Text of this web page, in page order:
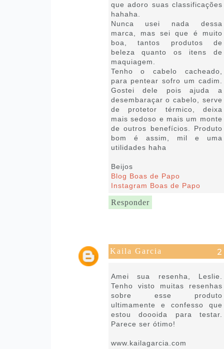
que adoro suas classificações
hahaha.
Nunca usei nada dessa
marca, mas sei que é muito
boa, tantos produtos de
beleza quanto os itens de
maquiagem.
Tenho o cabelo cacheado,
para pentear sofro um cadim.
Gostei dele pois ajuda a
desembaraçar o cabelo, serve
de protetor térmico, deixa
mais sedoso e mais um monte
de outros benefícios. Produto
bom é assim, mil e uma
utilidades haha
Beijos
Blog Boas de Papo
Instagram Boas de Papo
Responder
Kaila Garcia
Amei sua resenha, Leslie.
Tenho visto muitas resenhas
sobre esse produto
ultimamente e confesso que
estou doooida para testar.
Parece ser ótimo!
www.kailagarcia.com